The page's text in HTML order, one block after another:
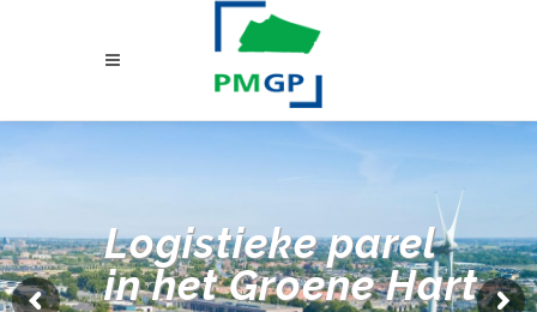
Logistieke parel
in het Groene Hart